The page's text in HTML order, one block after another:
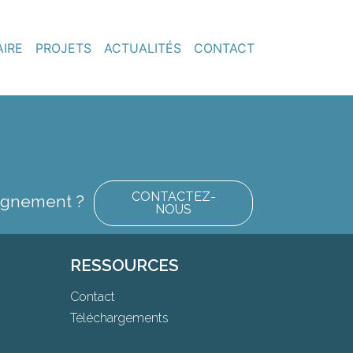
PROJETS ACTUALITÉS CONTACT
?
CONTACTEZ-
NOUS
RESSOURCES
Contact
Téléchargements